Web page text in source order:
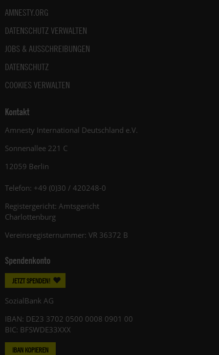
AMNESTY.ORG
DATENSCHUTZ VERWALTEN
JOBS & AUSSCHREIBUNGEN
DATENSCHUTZ
COOKIES VERWALTEN
Kontakt
Amnesty International Deutschland e.V.
Sonnenallee 221 C
12059 Berlin
Telefon: +49 (0)30 / 420248-0
Registergericht: Amtsgericht
Charlottenburg
Vereinsregisternummer: VR 36372 B
Spendenkonto
JETZT SPENDEN!
SozialBank AG
IBAN: DE23 3702 0500 0008 0901 00
BIC: BFSWDE33XXX
IBAN KOPIEREN